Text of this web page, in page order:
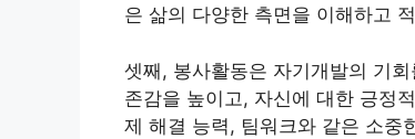
은 삶의 다양한 측면을 이해하고
셋째, 봉사활동은 자기개발의 기
존감을 높이고, 자신에 대한 긍정
제 해결 능력, 팀워크와 같은 소중